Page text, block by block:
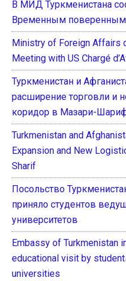
В МИД Туркменистана
Временным
Ministry of Foreign Affairs
Meeting with US Chargé
Туркменистан и
расширение торговли и
коридор в Мазари-
Turkmenistan and
Expansion and New
Sharif
Посольство
приняло студентов
университетов
Embassy of Turkmenistan
educational visit by
universities